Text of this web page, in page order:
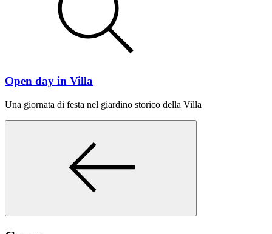
Open day in Villa
Una giornata di festa nel giardino storico della Villa